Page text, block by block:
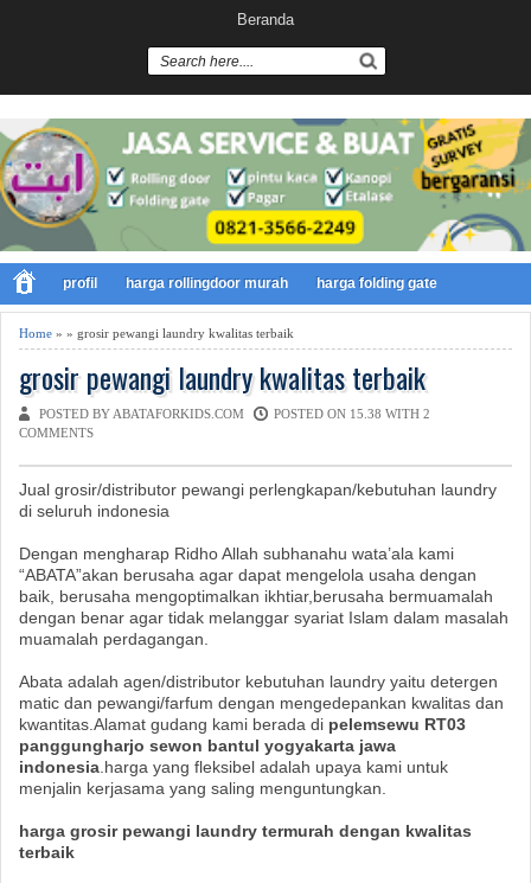
Beranda
profil harga rollingdoor murah harga folding gate
Home » » grosir pewangi laundry kwalitas terbaik
grosir pewangi laundry kwalitas terbaik
POSTED BY ABATAFORKIDS.COM POSTED ON 15.38 WITH 2
COMMENTS
Jual grosir/distributor pewangi perlengkapan/kebutuhan laundry
di seluruh indonesia
Dengan mengharap Ridho Allah subhanahu wata’ala kami
“ABATA”akan berusaha agar dapat mengelola usaha dengan
baik, berusaha mengoptimalkan ikhtiar,berusaha bermuamalah
dengan benar agar tidak melanggar syariat Islam dalam masalah
muamalah perdagangan.
Abata adalah agen/distributor kebutuhan laundry yaitu detergen
matic dan pewangi/farfum dengan mengedepankan kwalitas dan
kwantitas.Alamat gudang kami berada di pelemsewu RT03
panggungharjo sewon bantul yogyakarta jawa
indonesia .harga yang fleksibel adalah upaya kami untuk
menjalin kerjasama yang saling menguntungkan.
harga grosir pewangi laundry termurah dengan kwalitas
terbaik